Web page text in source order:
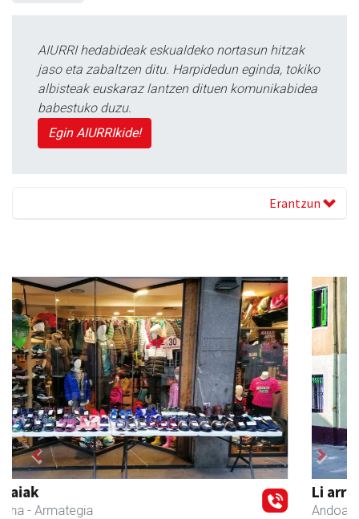
AIURRI hedabideak eskualdeko nortasun hitzak
jaso eta zabaltzen ditu. Harpidedun eginda, tokiko
albisteak euskaraz lantzen dituen komunikabidea
babestuko duzu.
Egin AIURRIkide!
Erantzun
Li arropa eta osagarriak
Andoain - Arropa-dendak
Previous Next